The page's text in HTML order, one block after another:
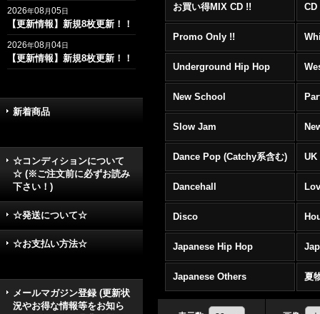
2026年08月05日
【更新情報】新規8枚更新！！
2026年08月04日
【更新情報】新規8枚更新！！
新着商品
☆コンディションについて
☆ (※ご注文前に必ずお読み
下さい！)
☆発送について☆
☆お支払い方法☆
メールマガジン登録 (更新状
況やお得な情報等をお知ら
お買い得MIX CD !!
Promo Only !!
Underground Hip Hop
New School
Slow Jam
Dance Pop (Catchy系含む) UK
Dancehall
Disco
Japanese Hip Hop
Japanese Others 夏